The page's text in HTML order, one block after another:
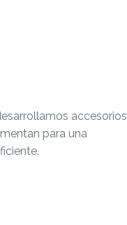
accesorios
para una